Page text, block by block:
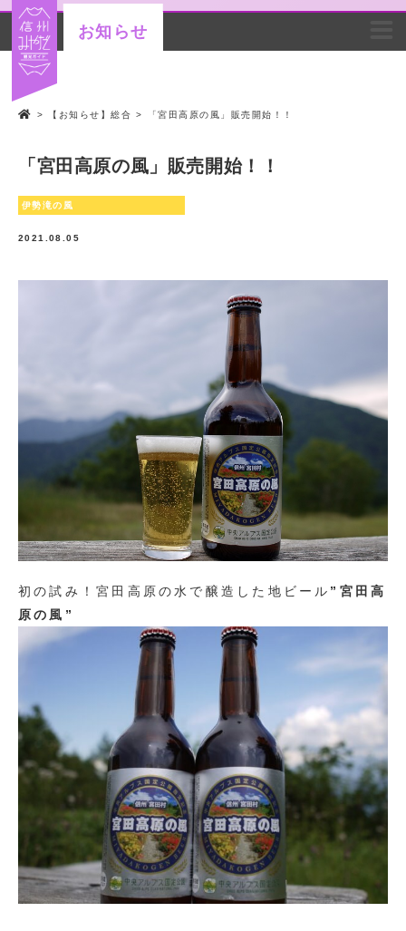
お知らせ
> 【お知らせ】総合 > 「宮田高原の風」販売開始！！
「宮田高原の風」販売開始！！
伊勢滝の風
2021.08.05
初の試み！宮田高原の水で醸造した地ビール ”宮田高
原の風”